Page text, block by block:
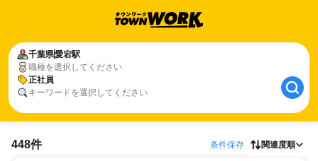
千葉県愛宕駅
職種を選択してください
正社員
キーワードを選択してください
448件 条件保存 関連度順